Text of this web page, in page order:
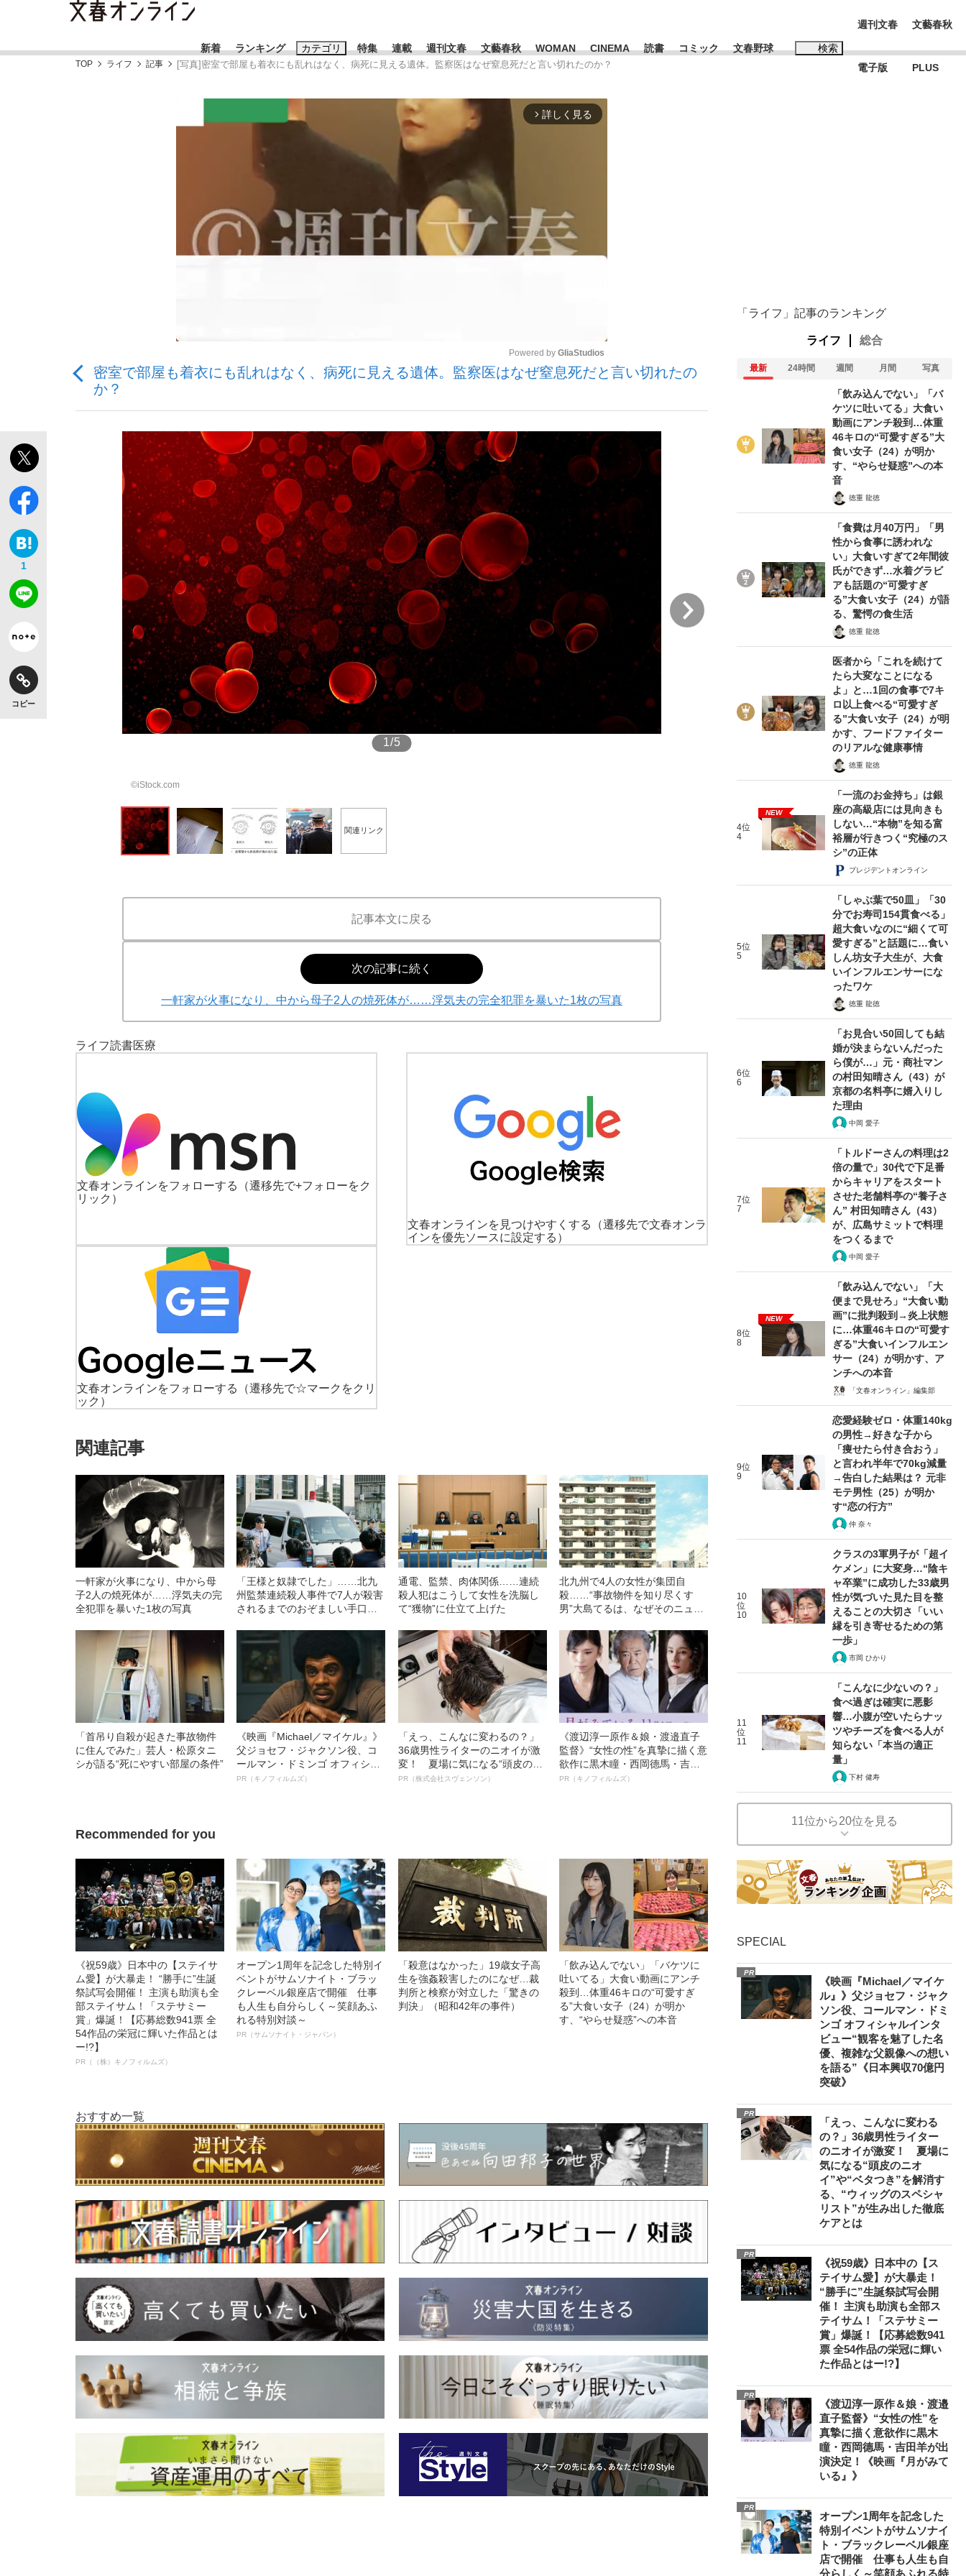
新着 ランキング カテゴリ
「敗因分析は一切聞かれなかった」侍ジャパン選手が証言した“NPB聞... 「クマが悪者扱いされているのが悲しい」『北の国から』倉本聰氏（91...
「目標達成できなかったからと言って…」サッカー日本代表・森保一監督...
特集
キングの誕生を、目撃せよ。
いまさら聞けない資産運用のすべて
the Style
もっと見る
連載 週刊文春 文藝春秋 WOMAN CINEMA 読書 コミック 文春野球 検索
おすすめのキーワードタグ一覧
#高市早苗 #城彰二
週刊文春
電子版
文藝春秋
PLUS
TOP ライフ 記事 [写真]密室で部屋も着衣にも乱れはなく、病死に見える遺体。監察医はなぜ窒息死だと言い切れたのか？
arrow_forward_ios 詳しく見る
Powered by GliaStudios
密室で部屋も着衣にも乱れはなく、病死に見える遺体。監察医はなぜ窒息死だと言い切れたの
か？
1
コピー
1/5
©iStock.com
2/5
関連リンク
記事本文に戻る
次の記事に続く
一軒家が火事になり、中から母子2人の焼死体が……浮気夫の完全犯罪を暴いた1枚の写真
ライフ読書医療
文春オンラインをフォローする
（遷移先で+フォローをク
リック）
文春オンラインを見つけやすくする
（遷移先で文春オンラ
インを優先ソースに設定する）
文春オンラインをフォローする
（遷移先で☆マークをクリ
ック）
関連記事
一軒家が火事になり、中から母
子2人の焼死体が……浮気夫の完
全犯罪を暴いた1枚の写真
「王様と奴隷でした」……北九
州監禁連続殺人事件で7人が殺害
されるまでのおぞましい手口
通電、監禁、肉体関係……連続
殺人犯はこうして女性を洗脳し
て“獲物”に仕立て上げた
北九州で4人の女性が集団自
殺……“事故物件を知り尽くす
男”大島てるは、なぜそのニュー
「首吊り自殺が起きた事故物件
に住んでみた」芸人・松原タニ
シが語る“死にやすい部屋の条件”
《映画『Michael／マイケル』》
父ジョセフ・ジャクソン役、コ
ールマン・ドミンゴ オフィシャ
ルインタビュー“観客を魅了した
PR（キノフィルムズ）
「えっ、こんなに変わるの？」
36歳男性ライターのニオイが激
変！ 夏場に気になる“頭皮のニ
オイ”や“ベタつき”を解消す
PR（株式会社スヴェンソン）
《渡辺淳一原作＆娘・渡邉直子
監督》“女性の性”を真摯に描く意
欲作に黒木瞳・西岡德馬・吉田
羊が出演決定！《映画『月がみ
PR（キノフィルムズ）
Recommended for you
《祝59歳》日本中の【ステイサ
ム愛】が大暴走！ “勝手に”生誕
祭試写会開催！ 主演も助演も全
部ステイサム！「ステサミー
賞」爆誕！【応募総数941票 全
54作品の栄冠に輝いた作品とは
ー!?】
PR（（株）キノフィルムズ）
オープン1周年を記念した特別イ
ベントがサムソナイト・ブラッ
クレーベル銀座店で開催 仕事
も人生も自分らしく～笑顔あふ
れる特別対談～
PR（サムソナイト・ジャパン）
「殺意はなかった」19歳女子高
生を強姦殺害したのになぜ…裁
判所と検察が対立した「驚きの
判決」（昭和42年の事件）
「飲み込んでない」「バケツに
吐いてる」大食い動画にアンチ
殺到…体重46キロの“可愛すぎ
る”大食い女子（24）が明か
す、“やらせ疑惑”への本音
おすすめ一覧
「ライフ」記事のランキング
ライフ 総合
最新 24時間 週間 月間 写真
「飲み込んでない」「バ
ケツに吐いてる」大食い
動画にアンチ殺到…体重
46キロの“可愛すぎる”大
食い女子（24）が明か
す、“やらせ疑惑”への本
音
徳重 龍徳
「食費は月40万円」「男
性から食事に誘われな
い」大食いすぎて2年間彼
氏ができず…水着グラビ
アも話題の“可愛すぎ
る”大食い女子（24）が語
る、驚愕の食生活
徳重 龍徳
医者から「これを続けて
たら大変なことになる
よ」と…1回の食事で7キ
ロ以上食べる“可愛すぎ
る”大食い女子（24）が明
かす、フードファイター
のリアルな健康事情
徳重 龍徳
4位
4
NEW
「一流のお金持ち」は銀
座の高級店には見向きも
しない…“本物”を知る富
裕層が行きつく“究極のス
シ”の正体
プレジデントオンライン
5位
5
「しゃぶ葉で50皿」「30
分でお寿司154貫食べる」
超大食いなのに“細くて可
愛すぎる”と話題に…食い
しん坊女子大生が、大食
いインフルエンサーにな
ったワケ
徳重 龍徳
6位
6
「お見合い50回しても結
婚が決まらないんだった
ら僕が…」元・商社マン
の村田知晴さん（43）が
京都の名料亭に婿入りし
た理由
中岡 愛子
7位
7
「トルドーさんの料理は2
倍の量で」30代で下足番
からキャリアをスタート
させた老舗料亭の“養子さ
ん” 村田知晴さん（43）
が、広島サミットで料理
をつくるまで
中岡 愛子
8位
8
NEW
「飲み込んでない」「大
便まで見せろ」“大食い動
画”に批判殺到→炎上状態
に…体重46キロの“可愛す
ぎる”大食いインフルエン
サー（24）が明かす、ア
ンチへの本音
「文春オンライン」編集部
9位
9
恋愛経験ゼロ・体重140kg
の男性→好きな子から
「痩せたら付き合おう」
と言われ半年で70kg減量
→告白した結果は？ 元非
モテ男性（25）が明か
す“恋の行方”
仲 奈々
10
位
10
クラスの3軍男子が「超イ
ケメン」に大変身…“陰キ
ャ卒業”に成功した33歳男
性が気づいた見た目を整
えることの大切さ「いい
縁を引き寄せるための第
一歩」
市岡 ひかり
11
位
11
「こんなに少ないの？」
食べ過ぎは確実に悪影
響…小腹が空いたらナッ
ツやチーズを食べる人が
知らない「本当の適正
量」
下村 健寿
11位から20位を見る
SPECIAL
PR
《映画『Michael／マイケ
ル』》父ジョセフ・ジャク
ソン役、コールマン・ドミ
ンゴ オフィシャルインタ
ビュー“観客を魅了した名
優、複雑な父親像への想い
を語る”《日本興収70億円
突破》
PR
「えっ、こんなに変わる
の？」36歳男性ライター
のニオイが激変！ 夏場に
気になる“頭皮のニオ
イ”や“ベタつき”を解消す
る、“ウィッグのスペシャ
リスト”が生み出した徹底
ケアとは
PR
《祝59歳》日本中の【ス
テイサム愛】が大暴走！
“勝手に”生誕祭試写会開
催！ 主演も助演も全部ス
テイサム！「ステサミー
賞」爆誕！【応募総数941
票 全54作品の栄冠に輝い
た作品とはー!?】
PR
《渡辺淳一原作＆娘・渡邉
直子監督》“女性の性”を
真摯に描く意欲作に黒木
瞳・西岡德馬・吉田羊が出
演決定！《映画『月がみて
いる』》
PR
オープン1周年を記念した
特別イベントがサムソナイ
ト・ブラックレーベル銀座
店で開催 仕事も人生も自